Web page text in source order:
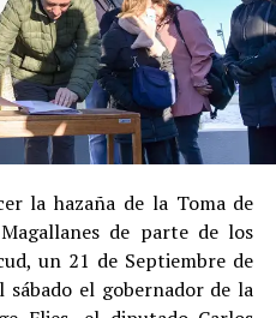
irreprochable , al no
penales previos.
jurídicas, sumadas al
la posibilidad de un
penitenciario.
y nueva investigación
la hazaña de la Toma de
de parte de los
un 21 de Septiembre de
sábado el gobernador de la